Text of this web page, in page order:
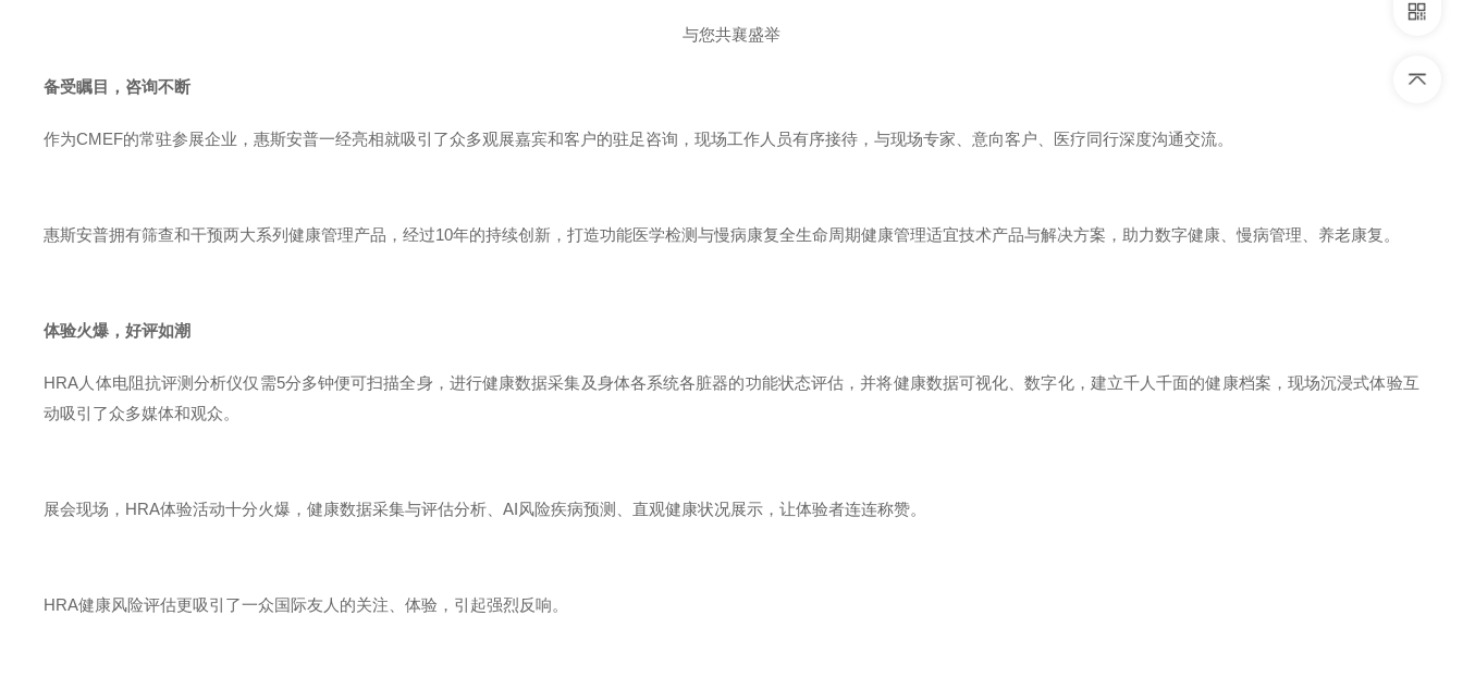
与您共襄盛举
备受瞩目，咨询不断
作为CMEF的常驻参展企业，惠斯安普一经亮相就吸引了众多观展嘉宾和客户的驻足咨询，现场工作人员有序接待，与现场专家、意向客户、医疗同行深度沟通交流。
惠斯安普拥有筛查和干预两大系列健康管理产品，经过10年的持续创新，打造功能医学检测与慢病康复全生命周期健康管理适宜技术产品与解决方案，助力数字健康、慢病管理、养老康复。
体验火爆，好评如潮
HRA人体电阻抗评测分析仪仅需5分多钟便可扫描全身，进行健康数据采集及身体各系统各脏器的功能状态评估，并将健康数据可视化、数字化，建立千人千面的健康档案，现场沉浸式体验互
动吸引了众多媒体和观众。
展会现场，HRA体验活动十分火爆，健康数据采集与评估分析、AI风险疾病预测、直观健康状况展示，让体验者连连称赞。
HRA健康风险评估更吸引了一众国际友人的关注、体验，引起强烈反响。